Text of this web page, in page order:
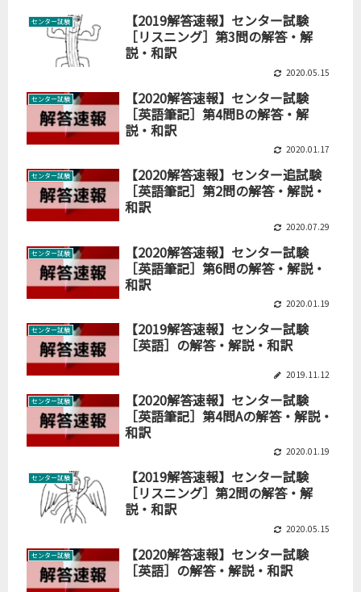
センター試験
【2019解答速報】センター試験
［リスニング］第3問の解答・解
説・和訳
2020.05.15
センター試験
【2020解答速報】センター試験
［英語筆記］第4問Bの解答・解
説・和訳
2020.01.17
センター試験
【2020解答速報】センター追試験
［英語筆記］第2問の解答・解説・
和訳
2020.07.29
センター試験
【2020解答速報】センター試験
［英語筆記］第6問の解答・解説・
和訳
2020.01.19
センター試験
【2019解答速報】センター試験
［英語］の解答・解説・和訳
2019.11.12
センター試験
【2020解答速報】センター試験
［英語筆記］第4問Aの解答・解説・
和訳
2020.01.19
センター試験
【2019解答速報】センター試験
［リスニング］第2問の解答・解
説・和訳
2020.05.15
センター試験
【2020解答速報】センター試験
［英語］の解答・解説・和訳